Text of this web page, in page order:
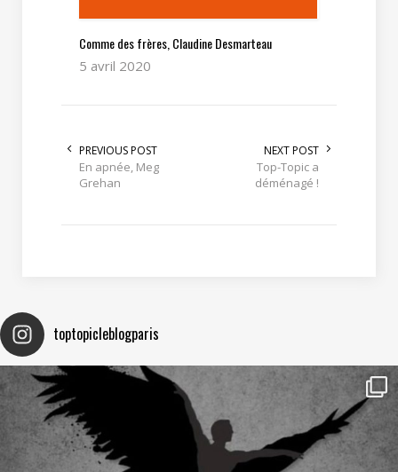
Comme des frères, Claudine Desmarteau
5 avril 2020
PREVIOUS POST
En apnée, Meg
Grehan
NEXT POST
Top-Topic a
déménagé !
toptopicleblogparis